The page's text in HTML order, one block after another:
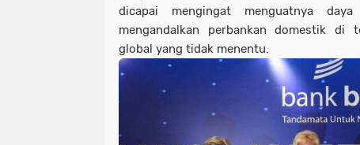
dicapai mengingat menguatnya
mengandalkan perbankan domestik di
global yang tidak menentu.